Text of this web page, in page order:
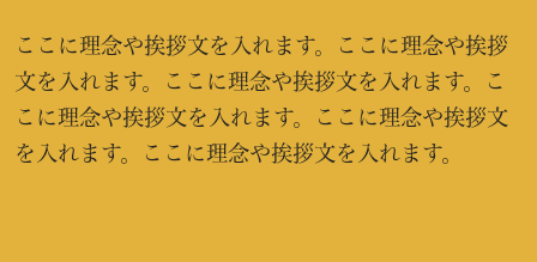
ここに理念や挨拶文を入れます。ここに理念や挨拶
文を入れます。ここに理念や挨拶文を入れます。こ
こに理念や挨拶文を入れます。ここに理念や挨拶文
を入れます。ここに理念や挨拶文を入れます。